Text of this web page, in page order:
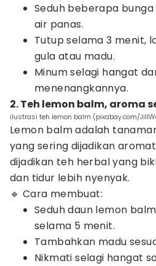
Seduh beberapa
air panas.
Tutup selama 3 menit,
gula atau madu.
Minum selagi hangat
menenangkannya.
2. Teh lemon balm, aroma
ilustrasi teh lemon balm (pixabay.com/
Lemon balm adalah
yang sering dijadikan
dijadikan teh herbal yang
dan tidur lebih nyenyak.
🔹 Cara membuat:
Seduh daun lemon
selama 5 menit.
Tambahkan madu
Nikmati selagi hangat